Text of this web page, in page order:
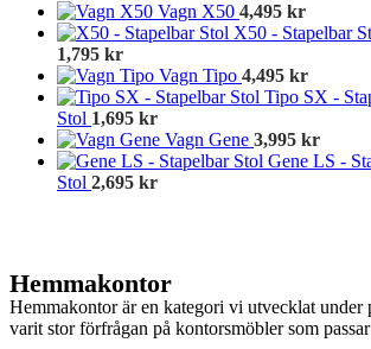
Vagn X50 4,495 kr
X50 - Stapelbar
1,795 kr
Vagn Tipo 4,495 kr
Tipo SX -
Stol 1,695 kr
Vagn Gene 3,995 kr
Gene LS -
Stol 2,695 kr
Hemmakontor
Hemmakontor är en kategori vi utvecklat under
varit stor förfrågan på kontorsmöbler som